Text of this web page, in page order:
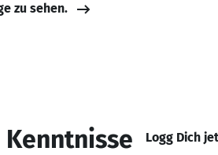
zu sehen.
Logg Dich